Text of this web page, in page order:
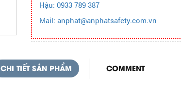
Hậu: 0933 789 387
Mail: anphat@anphatsafety.com.vn
CHI TIẾT SẢN PHẨM COMMENT